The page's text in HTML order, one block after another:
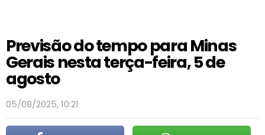
Previsão do tempo para Minas
Gerais nesta terça-feira, 5 de
agosto
05/08/2025, 10:21